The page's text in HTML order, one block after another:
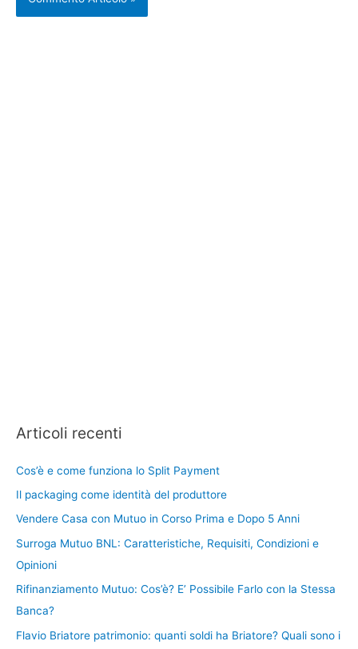
Articoli recenti
Cos’è e come funziona lo Split Payment
Il packaging come identità del produttore
Vendere Casa con Mutuo in Corso Prima e Dopo 5 Anni
Surroga Mutuo BNL: Caratteristiche, Requisiti, Condizioni e
Opinioni
Rifinanziamento Mutuo: Cos’è? E’ Possibile Farlo con la Stessa
Banca?
Flavio Briatore patrimonio: quanti soldi ha Briatore? Quali sono i